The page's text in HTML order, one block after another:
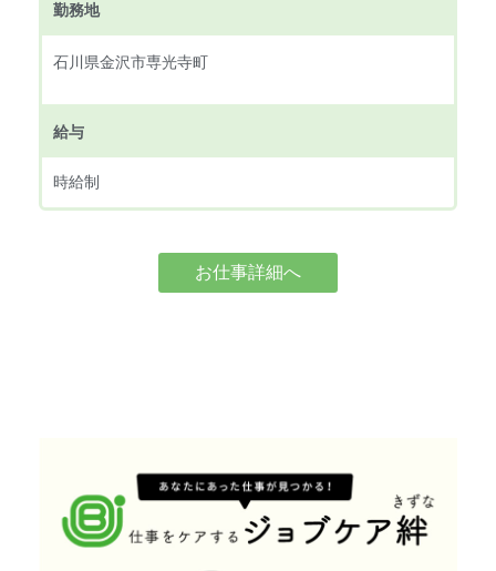
勤務地
石川県金沢市専光寺町
給与
時給制
お仕事詳細へ